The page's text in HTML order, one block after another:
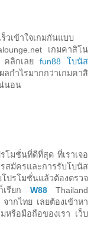
วเข้าใจเกมกันแบบ
เกมคาสิโน
คลิกเลย fun88 โบนัส
ลกำไรมากกว่าเกมคาสิ
นอน
โมชั่นที่ดีที่สุด ที่เราเจอ
สมัครและการรับโบนัส
โปรโมชั่นแล้วต้องตรวจ
เรียก W88Thailand
จากไทย เลยต้องเข้าหา
หรือมือถือของเรา เว็บ